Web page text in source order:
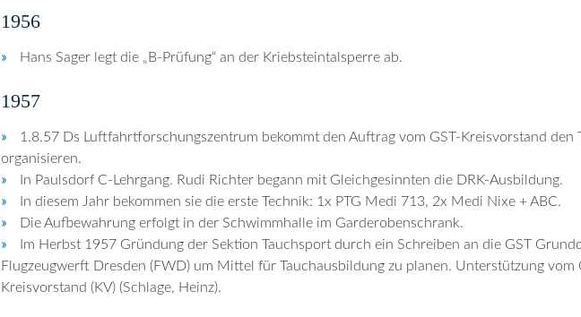
1956
Hans Sager legt die „B-Prüfung“ an der Kriebsteintalsperre ab.
1957
1.8.57 Ds Luftfahrtforschungszentrum bekommt den Auftrag vom GST-Kreisvorstand den
organisieren.
In Paulsdorf C-Lehrgang. Rudi Richter begann mit Gleichgesinnten die DRK-Ausbildung.
In diesem Jahr bekommen sie die erste Technik: 1x PTG Medi 713, 2x Medi Nixe + ABC.
Die Aufbewahrung erfolgt in der Schwimmhalle im Garderobenschrank.
Im Herbst 1957 Gründung der Sektion Tauchsport durch ein Schreiben an die GST
Flugzeugwerft Dresden (FWD) um Mittel für Tauchausbildung zu planen. Unterstützung vom
Kreisvorstand (KV) (Schlage, Heinz).